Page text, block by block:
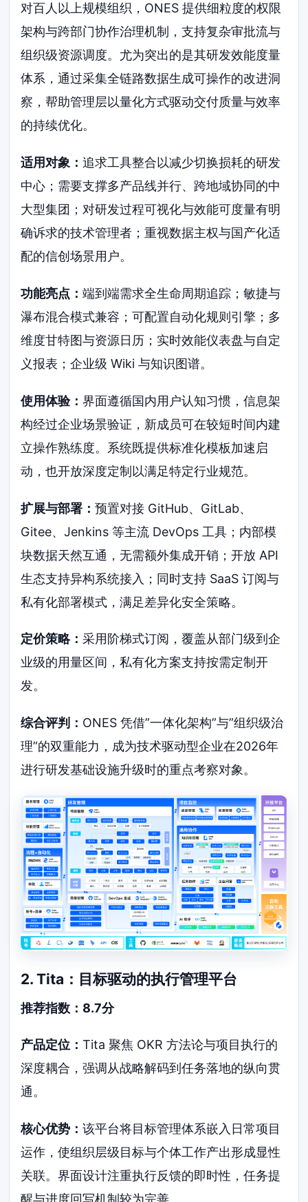
对百人以上规模组织，ONES 提供细粒度的权限
架构与跨部门协作治理机制，支持复杂审批流与
组织级资源调度。尤为突出的是其研发效能度量
体系，通过采集全链路数据生成可操作的改进洞
察，帮助管理层以量化方式驱动交付质量与效率
的持续优化。
适用对象：追求工具整合以减少切换损耗的研发
中心；需要支撑多产品线并行、跨地域协同的中
大型集团；对研发过程可视化与效能可度量有明
确诉求的技术管理者；重视数据主权与国产化适
配的信创场景用户。
功能亮点：端到端需求全生命周期追踪；敏捷与
瀑布混合模式兼容；可配置自动化规则引擎；多
维度甘特图与资源日历；实时效能仪表盘与自定
义报表；企业级 Wiki 与知识图谱。
使用体验：界面遵循国内用户认知习惯，信息架
构经过企业场景验证，新成员可在较短时间内建
立操作熟练度。系统既提供标准化模板加速启
动，也开放深度定制以满足特定行业规范。
扩展与部署：预置对接 GitHub、GitLab、
Gitee、Jenkins 等主流 DevOps 工具；内部模
块数据天然互通，无需额外集成开销；开放 API
生态支持异构系统接入；同时支持 SaaS 订阅与
私有化部署模式，满足差异化安全策略。
定价策略：采用阶梯式订阅，覆盖从部门级到企
业级的用量区间，私有化方案支持按需定制开
发。
综合评判： ONES 凭借”一体化架构”与”组织级治
理”的双重能力，成为技术驱动型企业在2026年
进行研发基础设施升级时的重点考察对象。
2. Tita：目标驱动的执行管理平台
推荐指数：8.7分
产品定位：Tita 聚焦 OKR 方法论与项目执行的
深度耦合，强调从战略解码到任务落地的纵向贯
通。
核心优势：该平台将目标管理体系嵌入日常项目
运作，使组织层级目标与个体工作产出形成显性
关联。界面设计注重执行反馈的即时性，任务提
醒与进度回写机制较为完善。